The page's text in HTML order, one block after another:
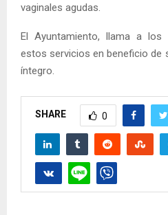
vaginales agudas.
El Ayuntamiento, llama a los
estos servicios en beneficio de
íntegro.
SHARE 0